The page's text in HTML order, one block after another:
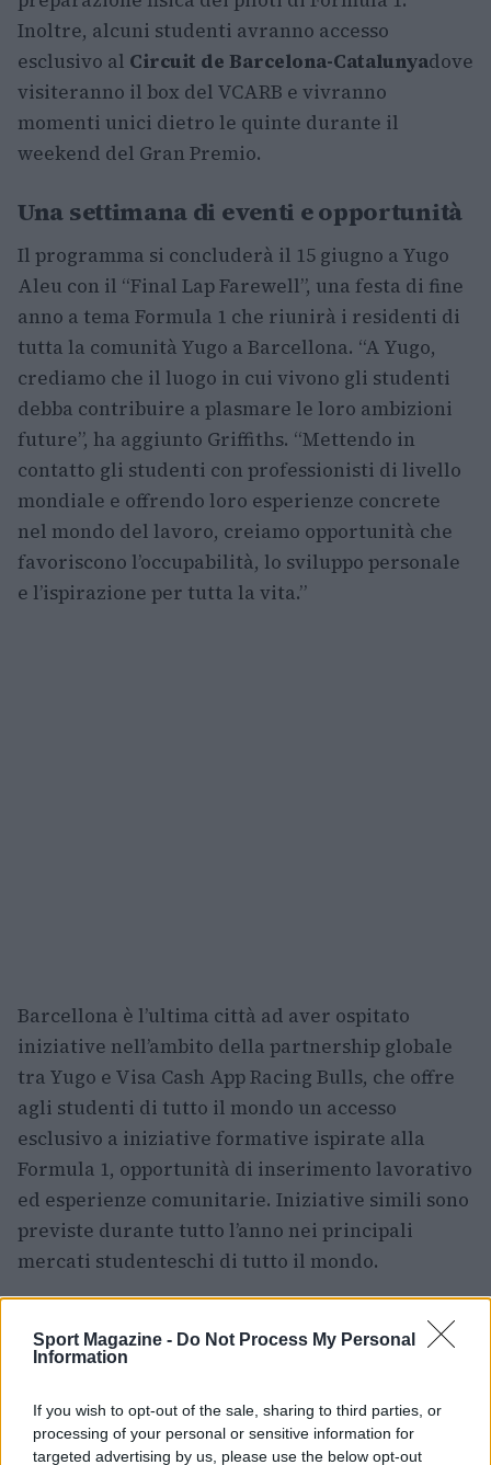
Sport Magazine - Do Not Process My Personal
Information
If you wish to opt-out of the sale, sharing to third parties, or
processing of your personal or sensitive information for
targeted advertising by us, please use the below opt-out
Inoltre, alcuni studenti avranno accesso
esclusivo al Circuit de Barcelona-Catalunyadove
visiteranno il box del VCARB e vivranno
momenti unici dietro le quinte durante il
weekend del Gran Premio.
Una settimana di eventi e opportunità
Il programma si concluderà il 15 giugno a Yugo
Aleu con il “Final Lap Farewell”, una festa di fine
anno a tema Formula 1 che riunirà i residenti di
tutta la comunità Yugo a Barcellona. “A Yugo,
crediamo che il luogo in cui vivono gli studenti
debba contribuire a plasmare le loro ambizioni
future”, ha aggiunto Griffiths. “Mettendo in
contatto gli studenti con professionisti di livello
mondiale e offrendo loro esperienze concrete
nel mondo del lavoro, creiamo opportunità che
favoriscono l’occupabilità, lo sviluppo personale
e l’ispirazione per tutta la vita.”
Barcellona è l’ultima città ad aver ospitato
iniziative nell’ambito della partnership globale
tra Yugo e Visa Cash App Racing Bulls, che offre
agli studenti di tutto il mondo un accesso
esclusivo a iniziative formative ispirate alla
Formula 1, opportunità di inserimento lavorativo
ed esperienze comunitarie. Iniziative simili sono
previste durante tutto l’anno nei principali
mercati studenteschi di tutto il mondo.
AUTORE
Ilaria Mauri, bolognese, decise di seguire il
giornalismo sportivo dopo una notte al
Dall'Ara durante una partita decisiva: oggi